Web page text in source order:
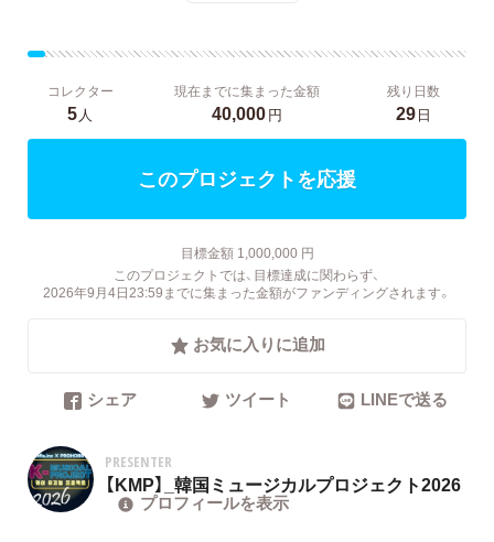
コレクター
5人
現在までに集まった金額
40,000円
残り日数
29日
このプロジェクトを応援
目標金額 1,000,000 円
このプロジェクトでは、目標達成に関わらず、
2026年9月4日23:59までに集まった金額がファンディングされます。
お気に入りに追加
シェア ツイート LINEで送る
PRESENTER
【KMP】_韓国ミュージカルプロジェクト2026
プロフィールを表示